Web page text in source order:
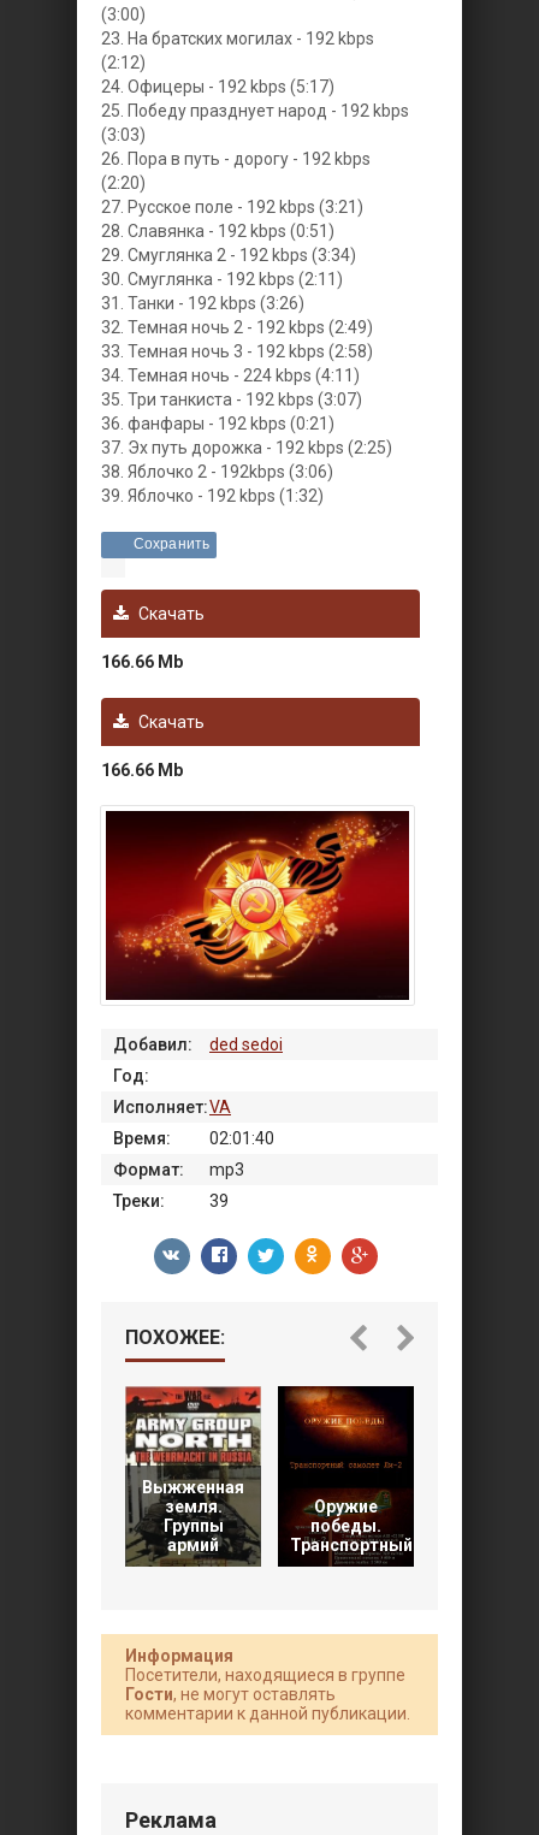
(3:00)
23. На братских могилах - 192 kbps
(2:12)
24. Офицеры - 192 kbps (5:17)
25. Победу празднует народ - 192 kbps
(3:03)
26. Пора в путь - дорогу - 192 kbps
(2:20)
27. Русское поле - 192 kbps (3:21)
28. Славянка - 192 kbps (0:51)
29. Смуглянка 2 - 192 kbps (3:34)
30. Смуглянка - 192 kbps (2:11)
31. Танки - 192 kbps (3:26)
32. Темная ночь 2 - 192 kbps (2:49)
33. Темная ночь 3 - 192 kbps (2:58)
34. Темная ночь - 224 kbps (4:11)
35. Три танкиста - 192 kbps (3:07)
36. фанфары - 192 kbps (0:21)
37. Эх путь дорожка - 192 kbps (2:25)
38. Яблочко 2 - 192kbps (3:06)
39. Яблочко - 192 kbps (1:32)
Сохранить
Скачать
166.66 Mb
Скачать
166.66 Mb
Добавил:
ded sedoi
Год:
Исполняет:VA
Время:
02:01:40
Формат:
mp3
Треки:
39
ПОХОЖЕЕ:
Выжженная
земля.
Группы
армий
Оружие
победы.
Транспортный
Информация
Посетители, находящиеся в группе
Гости, не могут оставлять
комментарии к данной публикации.
Реклама